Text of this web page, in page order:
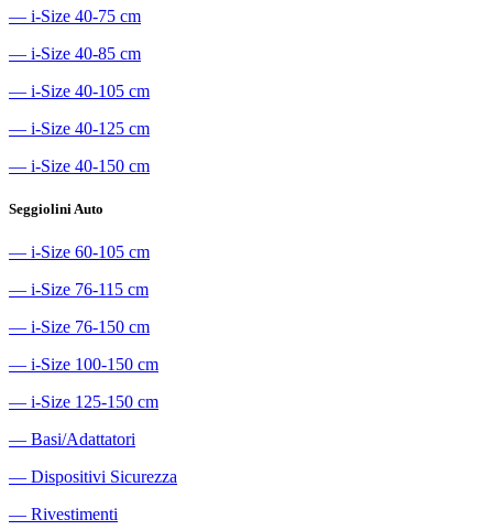
― i-Size 40-75 cm
― i-Size 40-85 cm
― i-Size 40-105 cm
― i-Size 40-125 cm
― i-Size 40-150 cm
Seggiolini Auto
― i-Size 60-105 cm
― i-Size 76-115 cm
― i-Size 76-150 cm
― i-Size 100-150 cm
― i-Size 125-150 cm
― Basi/Adattatori
― Dispositivi Sicurezza
― Rivestimenti